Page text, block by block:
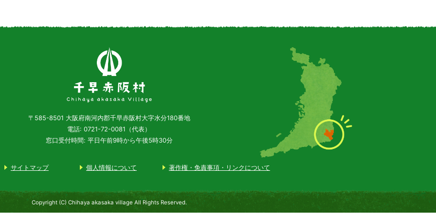
〒585-8501 大阪府南河内郡千早赤阪村大字水分180番地
電話: 0721-72-0081（代表）
窓口受付時間: 平日午前9時から午後5時30分
サイトマップ 個人情報について 著作権・免責事項・ リンクについて
Copyright (C) Chihaya akasaka village All Rights Reserved.